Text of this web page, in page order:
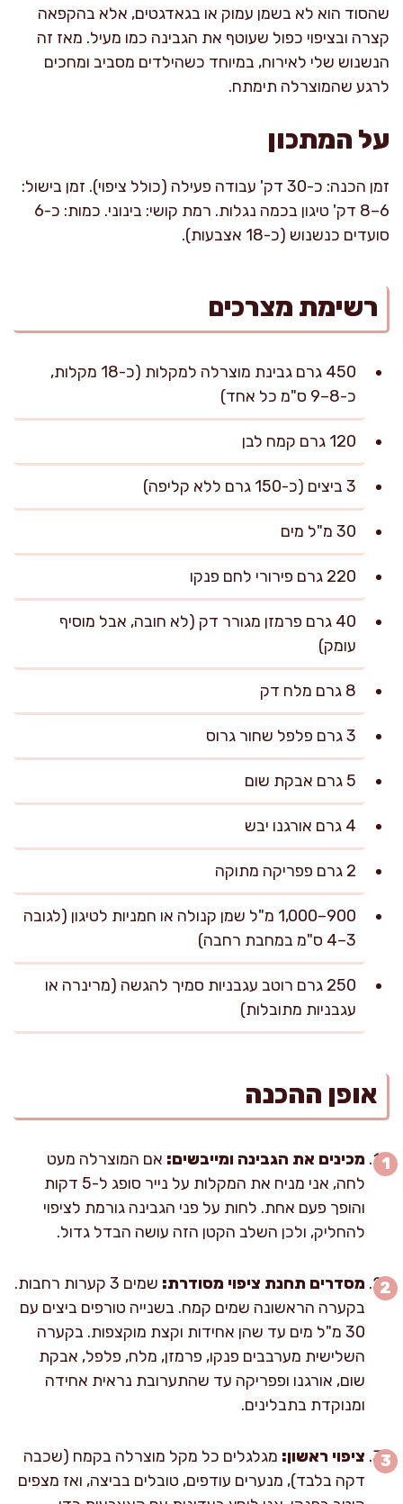
שהסוד הוא לא בשמן עמוק או בגאדגטים, אלא בהקפאה
קצרה ובציפוי כפול שעוטף את הגבינה כמו מעיל. מאז זה
הנשנוש שלי לאירוח, במיוחד כשהילדים מסביב ומחכים
לרגע שהמוצרלה תימתח.
על המתכון
זמן הכנה: כ-30 דק' עבודה פעילה (כולל ציפוי). זמן בישול:
6–8 דק' טיגון בכמה נגלות. רמת קושי: בינוני. כמות: כ-6
סועדים כנשנוש (כ-18 אצבעות).
רשימת מצרכים
450 גרם גבינת מוצרלה למקלות (כ-18 מקלות,
כ-8–9 ס"מ כל אחד)
120 גרם קמח לבן
3 ביצים (כ-150 גרם ללא קליפה)
30 מ"ל מים
220 גרם פירורי לחם פנקו
40 גרם פרמזן מגורר דק (לא חובה, אבל מוסיף
עומק)
8 גרם מלח דק
3 גרם פלפל שחור גרוס
5 גרם אבקת שום
4 גרם אורגנו יבש
2 גרם פפריקה מתוקה
900–1,000 מ"ל שמן קנולה או חמניות לטיגון (לגובה
3–4 ס"מ במחבת רחבה)
250 גרם רוטב עגבניות סמיך להגשה (מרינרה או
עגבניות מתובלות)
אופן ההכנה
מכינים את הגבינה ומייבשים: אם המוצרלה מעט
לחה, אני מניח את המקלות על נייר סופג ל-5 דקות
והופך פעם אחת. לחות על פני הגבינה גורמת לציפוי
להחליק, ולכן השלב הקטן הזה עושה הבדל גדול.
מסדרים תחנת ציפוי מסודרת:
שמים 3 קערות רחבות.
בקערה הראשונה שמים קמח. בשנייה טורפים ביצים עם
30 מ"ל מים עד שהן אחידות וקצת מוקצפות. בקערה
השלישית מערבבים פנקו, פרמזן, מלח, פלפל, אבקת
שום, אורגנו ופפריקה עד שהתערובת נראית אחידה
ומנוקדת בתבלינים.
ציפוי ראשון: מגלגלים כל מקל מוצרלה בקמח (שכבה
דקה בלבד), מנערים עודפים, טובלים בביצה, ואז מצפים